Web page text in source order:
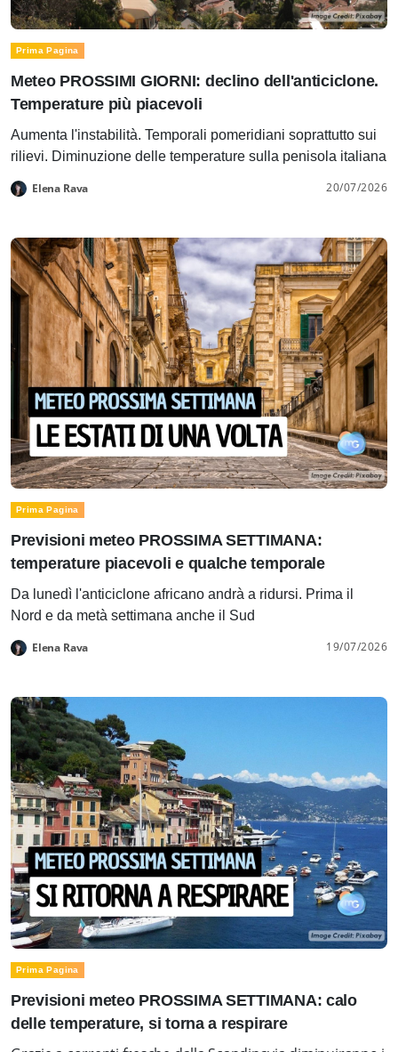
Prima Pagina
Meteo PROSSIMI GIORNI: declino dell'anticiclone.
Temperature più piacevoli
Aumenta l'instabilità. Temporali pomeridiani soprattutto sui
rilievi. Diminuzione delle temperature sulla penisola italiana
Elena Rava 20/07/2026
Prima Pagina
Previsioni meteo PROSSIMA SETTIMANA:
temperature piacevoli e qualche temporale
Da lunedì l'anticiclone africano andrà a ridursi. Prima il
Nord e da metà settimana anche il Sud
Elena Rava 19/07/2026
Prima Pagina
Previsioni meteo PROSSIMA SETTIMANA: calo
delle temperature, si torna a respirare